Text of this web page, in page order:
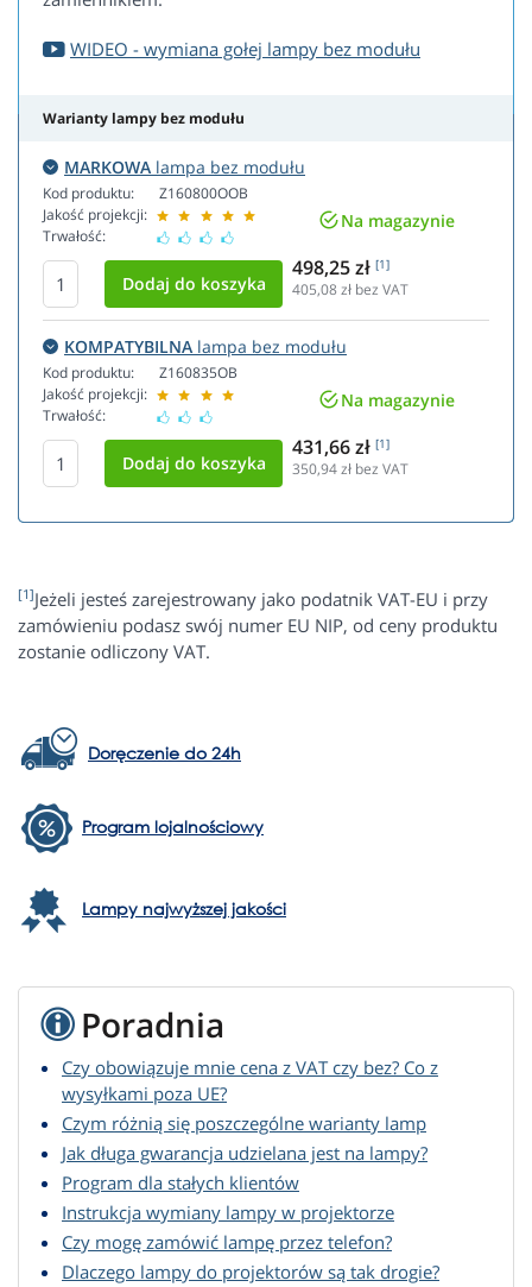
WIDEO - wymiana gołej lampy bez modułu
Warianty lampy bez modułu
MARKOWA lampa bez modułu
Kod produktu:
Jakość projekcji:
Trwałość:
Z160800OOB
Na magazynie
498,25 zł [1]
405,08zł bez VAT
KOMPATYBILNA lampa bez modułu
Kod produktu:
Jakość projekcji:
Trwałość:
Z160835OB
Na magazynie
431,66 zł [1]
350,94zł bez VAT
[1]Jeżeli jesteś zarejestrowany jako podatnik VAT-EU i przy
zamówieniu podasz swój numer EU NIP, od ceny produktu
zostanie odliczony VAT.
Doręczenie do 24h
Program lojalnościowy
Lampy najwyższej jakości
Poradnia
Czy obowiązuje mnie cena z VAT czy bez? Co z
wysyłkami poza UE?
Czym różnią się poszczególne warianty lamp
Jak długa gwarancja udzielana jest na lampy?
Program dla stałych klientów
Instrukcja wymiany lampy w projektorze
Czy mogę zamówić lampę przez telefon?
Dlaczego lampy do projektorów są tak drogie?